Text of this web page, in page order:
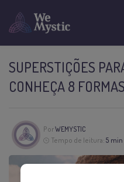
SUPERSTIÇÕES
CONHEÇA 8
PorWEMYSTIC
Tempo de leitura: 5 min